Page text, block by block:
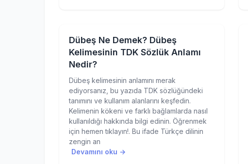
Dübeş Ne Demek? Dübeş
Kelimesinin TDK Sözlük Anlamı
Nedir?
Dübeş kelimesinin anlamını merak
ediyorsanız, bu yazıda TDK sözlüğündeki
tanımını ve kullanım alanlarını keşfedin.
Kelimenin kökeni ve farklı bağlamlarda nasıl
kullanıldığı hakkında bilgi edinin. Öğrenmek
için hemen tıklayın!. Bu ifade Türkçe dilinin
zengin an
Devamını oku →